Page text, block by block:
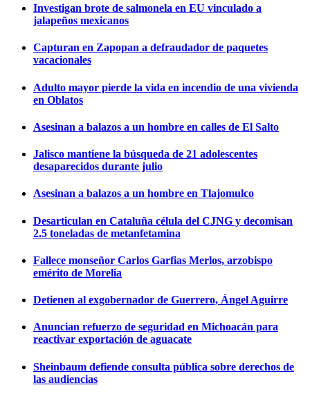
Investigan brote de salmonela en EU vinculado a
jalapeños mexicanos
Capturan en Zapopan a defraudador de paquetes
vacacionales
Adulto mayor pierde la vida en incendio de una vivienda
en Oblatos
Asesinan a balazos a un hombre en calles de El Salto
Jalisco mantiene la búsqueda de 21 adolescentes
desaparecidos durante julio
Asesinan a balazos a un hombre en Tlajomulco
Desarticulan en Cataluña célula del CJNG y decomisan
2.5 toneladas de metanfetamina
Fallece monseñor Carlos Garfias Merlos, arzobispo
emérito de Morelia
Detienen al exgobernador de Guerrero, Ángel Aguirre
Anuncian refuerzo de seguridad en Michoacán para
reactivar exportación de aguacate
Sheinbaum defiende consulta pública sobre derechos de
las audiencias